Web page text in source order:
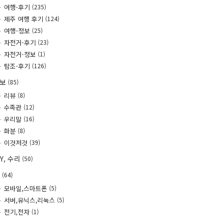
여행-후기 (235)
제주 여행 후기 (124)
여행-정보 (25)
자전거-후기 (23)
자전거-정보 (1)
탐조-후기 (126)
(85)
리뷰 (8)
수족관 (12)
우리말 (16)
화분 (8)
이것저것 (39)
수리 (50)
(64)
모바일,스마트폰 (5)
서버,유닉스,리눅스 (5)
전기,전자 (1)